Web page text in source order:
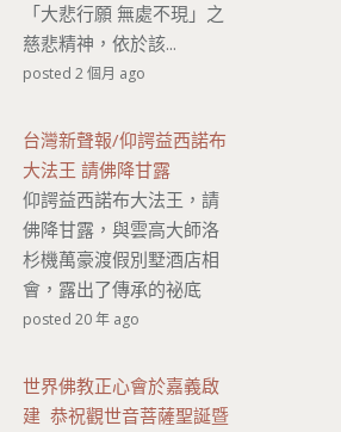
「大悲行願 無處不現」之
慈悲精神，依於該...
posted 2 個月 ago
台灣新聲報/仰諤益西諾布
大法王 請佛降甘露
仰諤益西諾布大法王，請
佛降甘露，與雲高大師洛
杉機萬豪渡假別墅酒店相
會，露出了傳承的祕底
posted 20 年 ago
世界佛教正心會於嘉義啟
建 恭祝觀世音菩薩聖誕暨